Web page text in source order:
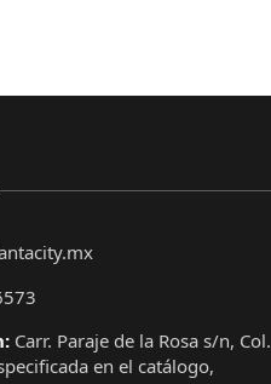
Carr. Paraje de la Rosa s/n, Col.
en el catálogo,